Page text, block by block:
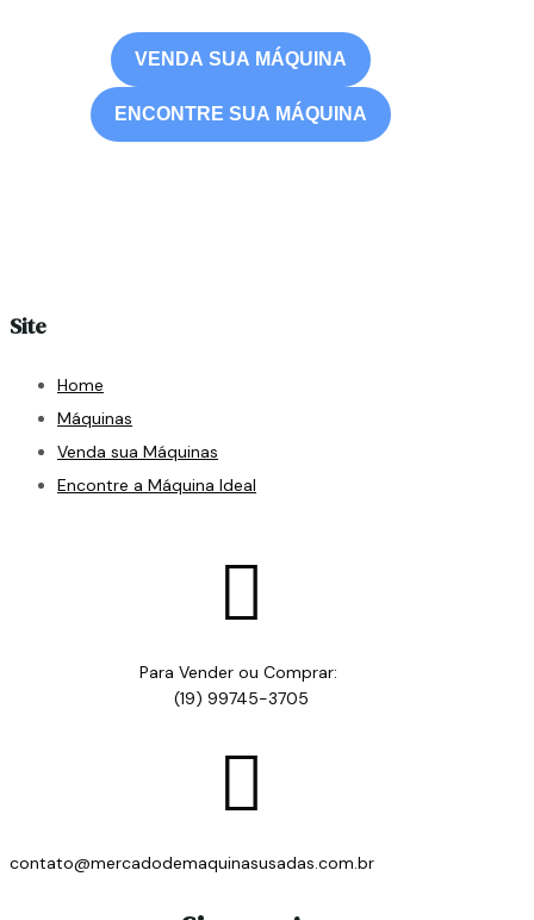
VENDA SUA MÁQUINA
ENCONTRE SUA MÁQUINA
Site
Home
Máquinas
Venda sua Máquinas
Encontre a Máquina Ideal

Para Vender ou Comprar:
(19) 99745-3705

contato@mercadodemaquinasusadas.com.br